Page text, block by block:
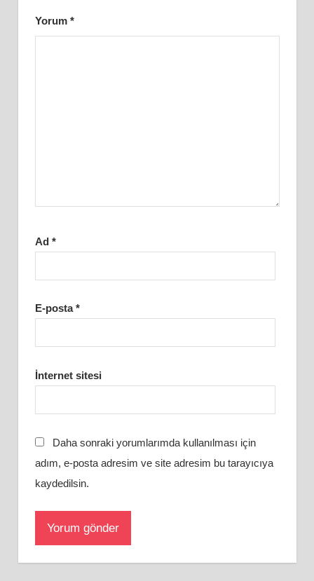
Yorum *
Ad *
E-posta*
İnternet sitesi
Daha sonraki yorumlarımda kullanılması için
adım, e-posta adresim ve site adresim bu tarayıcıya
kaydedilsin.